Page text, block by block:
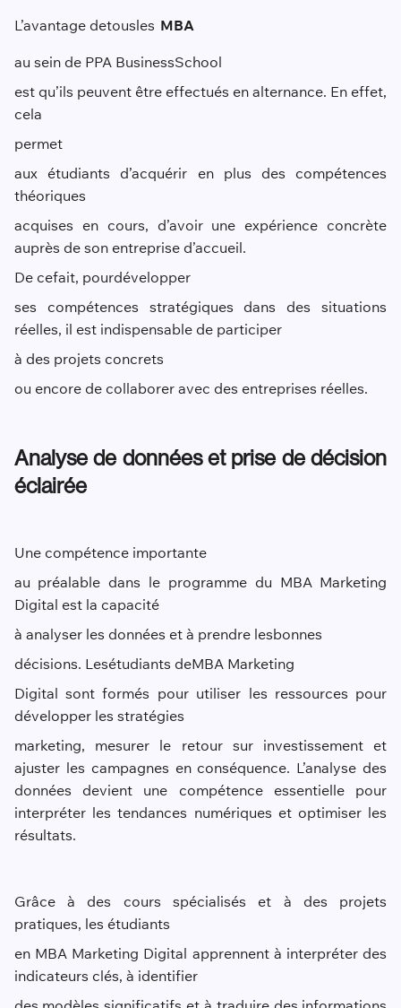
L’avantage detousles MBA
au sein de PPA BusinessSchool
est qu’ils peuvent être effectués en alternance. En effet,
cela
permet
aux étudiants d’acquérir en plus des compétences
théoriques
acquises en cours, d’avoir une expérience concrète
auprès de son entreprise d’accueil.
De cefait, pourdévelopper
ses compétences stratégiques dans des situations
réelles, il est indispensable de participer
à des projets concrets
ou encore de collaborer avec des entreprises réelles.
Analyse de données et prise de décision
éclairée
Une compétence importante
au préalable dans le programme du MBA Marketing
Digital est la capacité
à analyser les données et à prendre lesbonnes
décisions. Lesétudiants deMBA Marketing
Digital sont formés pour utiliser les ressources pour
développer les stratégies
marketing, mesurer le retour sur investissement et
ajuster les campagnes en conséquence. L’analyse des
données devient une compétence essentielle pour
interpréter les tendances numériques et optimiser les
résultats.
Grâce à des cours spécialisés et à des projets
pratiques, les étudiants
en MBA Marketing Digital apprennent à interpréter des
indicateurs clés, à identifier